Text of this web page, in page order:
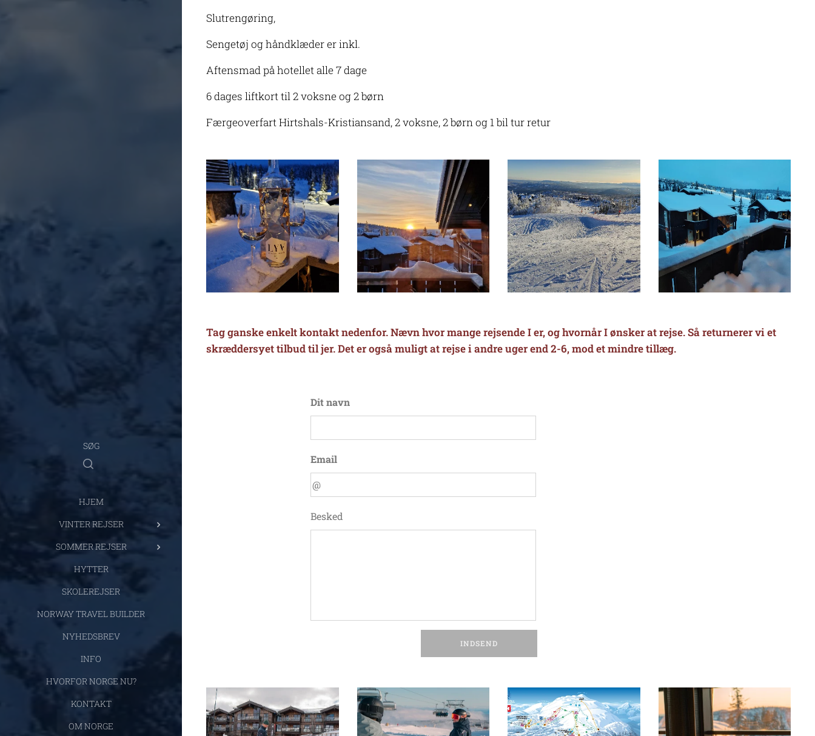
SØG
HJEM
VINTER REJSER
SOMMER REJSER
HYTTER
SKOLEREJSER
NORWAY TRAVEL BUILDER
NYHEDSBREV
INFO
HVORFOR NORGE NU?
KONTAKT
OM NORGE
Slutrengøring,
Sengetøj og håndklæder er inkl.
Aftensmad på hotellet alle 7 dage
6 dages liftkort til 2 voksne og 2 børn
Færgeoverfart Hirtshals-Kristiansand, 2 voksne, 2 børn og 1 bil tur retur
Tag ganske enkelt kontakt nedenfor. Nævn hvor mange rejsende I er, og hvornår I ønsker at rejse. Så returnerer vi et
skræddersyet tilbud til jer. Det er også muligt at rejse i andre uger end 2-6, mod et mindre tillæg.
Dit navn
Email
Besked
INDSEND